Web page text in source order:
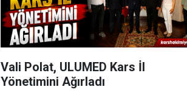
Vali Polat, ULUMED Kars İl
Yönetimini Ağırladı